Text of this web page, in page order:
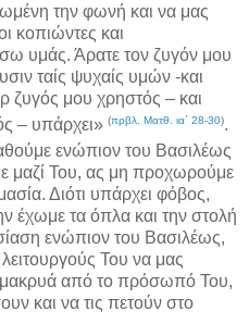
την φωνή και να μας
κοπιώντες και
υμάς. Άρατε τον ζυγόν μου
ταίς ψυχαίς υμών -και
ζυγός μου χρηστός – και
– υπάρχει» (πρβλ. Ματθ. ια΄ 28-30).
ενώπιον του Βασιλέως
μαζί Του, ας μη προχωρούμε
Διότι υπάρχει φόβος,
έχωμε τα όπλα και την στολή
ενώπιον του Βασιλέως,
Του να μας
μακρυά από το πρόσωπό Του,
και να τις πετούν στο